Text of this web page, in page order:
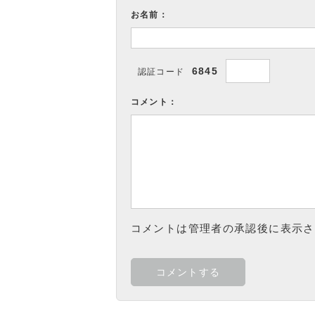
お名前：
認証コード 6845
コメント：
コメントは管理者の承認後に表示